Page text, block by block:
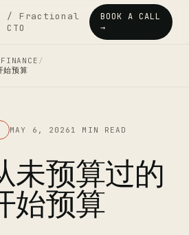
/ Fractional
CTO
BOOK A CALL
→
/
始预算
MAY 6, 2026 1 MIN READ
未预算过的
始预算